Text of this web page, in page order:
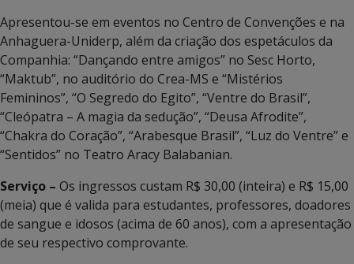
Apresentou-se em eventos no Centro de Convenções e na
Anhaguera-Uniderp, além da criação dos espetáculos da
Companhia: “Dançando entre amigos” no Sesc Horto,
“Maktub”, no auditório do Crea-MS e “Mistérios
Femininos”, “O Segredo do Egito”, “Ventre do Brasil”,
“Cleópatra – A magia da sedução”, “Deusa Afrodite”,
“Chakra do Coração”, “Arabesque Brasil”, “Luz do Ventre” e
“Sentidos” no Teatro Aracy Balabanian.
Serviço – Os ingressos custam R$ 30,00 (inteira) e R$ 15,00
(meia) que é valida para estudantes, professores, doadores
de sangue e idosos (acima de 60 anos), com a apresentação
de seu respectivo comprovante.